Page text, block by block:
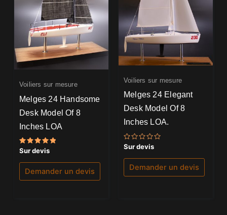
Voiliers sur mesure
Melges 24 Handsome
Desk Model Of 8
Inches LOA
Note
5.00
sur 5
Sur devis
Demander un devis
Voiliers sur mesure
Melges 24 Elegant
Desk Model Of 8
Inches LOA.
Note
0
sur
Sur devis
Demander un devis